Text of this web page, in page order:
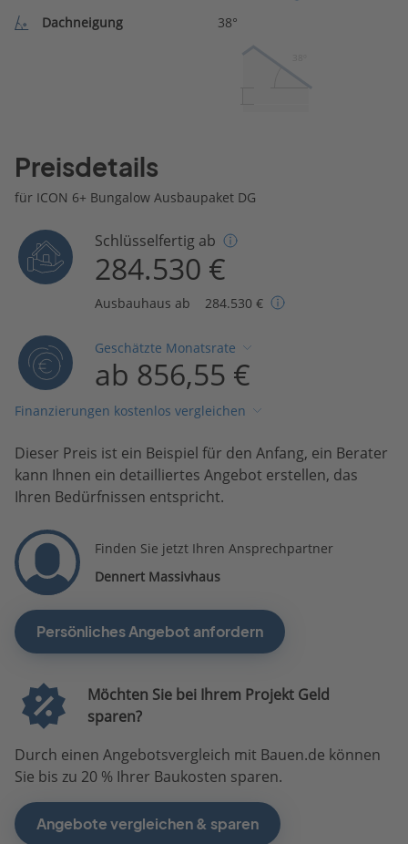
Dachneigung
38°
Preisdetails
für ICON 6+ Bungalow Ausbaupaket DG
Schlüsselfertig ab
284.530 €
Ausbauhaus ab 284.530 €
Geschätzte Monatsrate
ab 856,55 €
Finanzierungen kostenlos vergleichen
Dieser Preis ist ein Beispiel für den Anfang, ein Berater
kann Ihnen ein detailliertes Angebot erstellen, das
Ihren Bedürfnissen entspricht.
Finden Sie jetzt Ihren Ansprechpartner
Dennert Massivhaus
Persönliches Angebot anfordern
Möchten Sie bei Ihrem Projekt Geld
sparen?
Durch einen Angebotsvergleich mit Bauen.de können
Sie bis zu 20 % Ihrer Baukosten sparen.
Angebote vergleichen & sparen